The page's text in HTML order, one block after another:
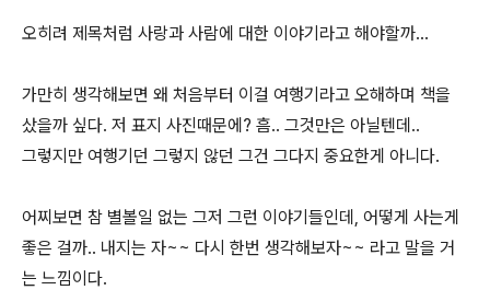
오히려 제목처럼 사랑과 사람에 대한 이야기라고 해야할까...
가만히 생각해보면 왜 처음부터 이걸 여행기라고 오해하며 책을
샀을까 싶다. 저 표지 사진때문에? 흠.. 그것만은 아닐텐데..
그렇지만 여행기던 그렇지 않던 그건 그다지 중요한게 아니다.
어찌보면 참 별볼일 없는 그저 그런 이야기들인데, 어떻게 사는게
좋은 걸까.. 내지는 자~~ 다시 한번 생각해보자~~ 라고 말을 거
는 느낌이다.